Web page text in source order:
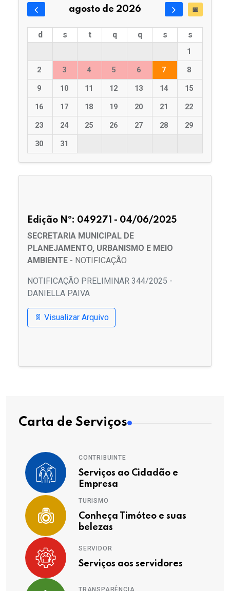
agosto de 2026 📅
d s t q q s s
1
2 3 4 5 6 7 8
9 10 11 12 13 14 15
16 17 18 19 20 21 22
23 24 25 26 27 28 29
30 31
Edição Nº: 049271 - 04/06/2025
SECRETARIA MUNICIPAL DE
PLANEJAMENTO, URBANISMO E MEIO
AMBIENTE - NOTIFICAÇÃO
NOTIFICAÇÃO PRELIMINAR 344/2025 -
DANIELLA PAIVA
📄 Visualizar Arquivo
Carta de Serviços
CONTRIBUINTE
Serviços ao Cidadão e
Empresa
TURISMO
Conheça Timóteo e suas
belezas
SERVIDOR
Serviços aos servidores
TRANSPARÊNCIA